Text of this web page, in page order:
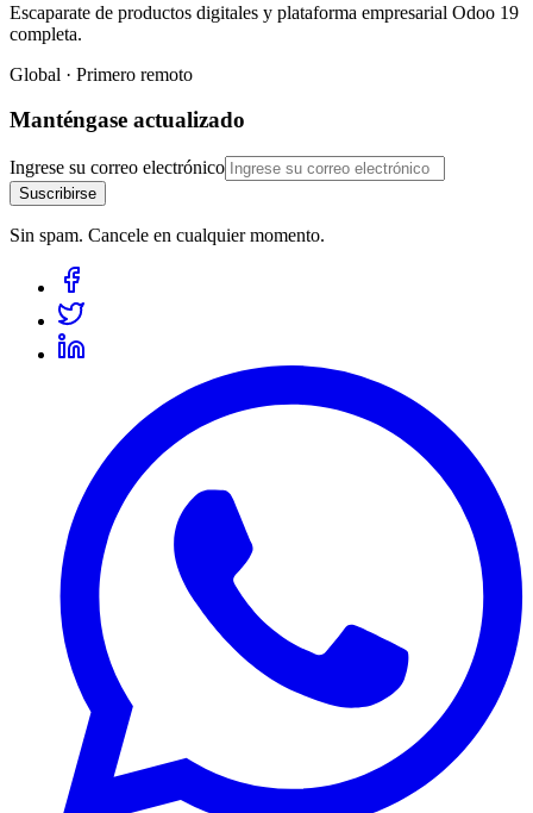
Escaparate de productos digitales y plataforma empresarial Odoo 19
completa.
Global · Primero remoto
Manténgase actualizado
Ingrese su correo electrónico
Suscribirse
Sin spam. Cancele en cualquier momento.